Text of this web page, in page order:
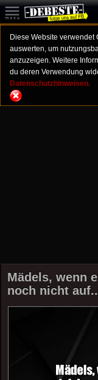
Diese Website
auswerten, um
anzuzeigen. Weitere
du deren Verwendung
Datenschutzhinweisen.
Mädels, wenn
noch nicht auf..